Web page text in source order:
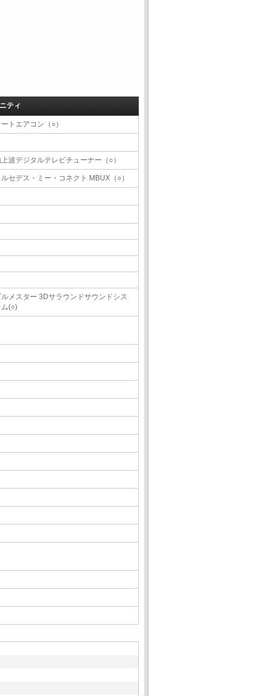
ティ
トエアコン（○）
波デジタルテレビチューナー（○）
セデス・ミー・コネクト MBUX（○）
メスター 3Dサラウンドサウンドシス
ム(○)